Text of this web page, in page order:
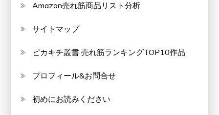
Amazon売れ筋商品リスト分析
サイトマップ
ピカキチ叢書 売れ筋ランキングTOP10作品
プロフィール&お問合せ
初めにお読みください